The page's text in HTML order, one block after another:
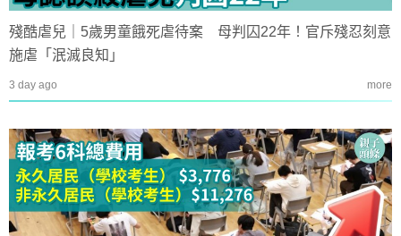
殘酷虐兒｜5歲男童餓死虐待案 母判囚22年！官斥殘忍刻意
施虐「泯滅良知」
3 day ago more